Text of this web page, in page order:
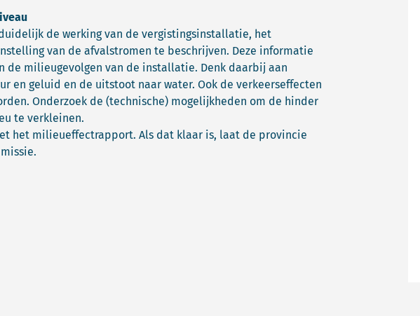
de werking van de vergistingsinstallatie, het
van de afvalstromen te beschrijven. Deze informatie
de milieugevolgen van de installatie. Denk daarbij aan
en geluid en de uitstoot naar water. Ook de verkeerseffecten
Onderzoek de (technische) mogelijkheden om de hinder
te verkleinen.
het milieueffectrapport. Als dat klaar is, laat de provincie